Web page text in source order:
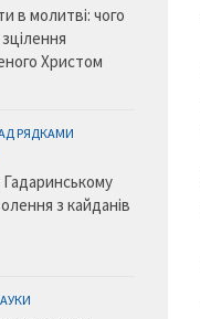
в молитві: чого
Христом
РЯДКАМИ
з кайданів